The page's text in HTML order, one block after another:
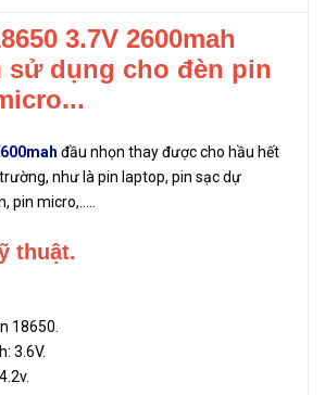
3.7V 2600mah
sử dụng cho đèn pin
đầu nhọn thay được cho hầu hết
như là pin laptop, pin sạc dự
pin micro,…..
thuật.
18650.
3.6V.